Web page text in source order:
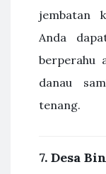
jembatan
Anda
berperahu
danau
tenang.
7. Desa